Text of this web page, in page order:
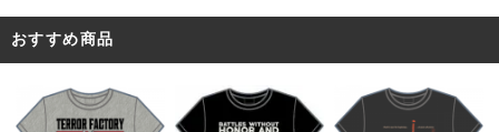
おすすめ商品